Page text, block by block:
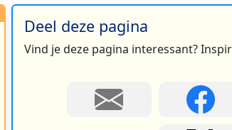
Deel deze pagina
Vind je deze pagina interessant?